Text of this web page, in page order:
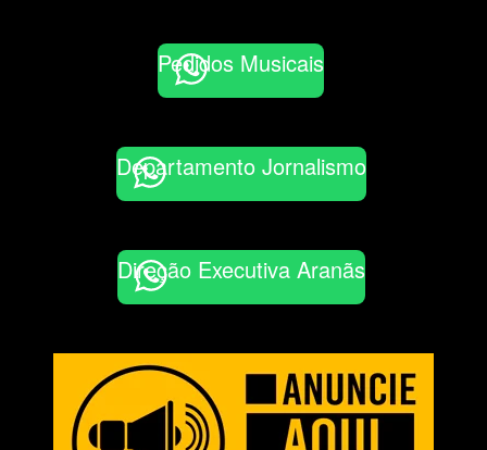
Pedidos Musicais
Departamento Jornalismo
Direção Executiva Aranãs